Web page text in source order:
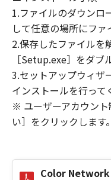
(3) お客様が本契
した場合、本契約
(4) お客様は、上
した場合、速やか
びその複製物のす
のとします。
(5）上記にかかわ
から第7条まで、
定は、本契約書の
NOTICE
1.ファイルのダウンロ
して任意の場所にファ
2.保存したファイルを
［Setup.exe］をダブ
3.セットアップウィザ
インストールを行って
※ ユーザーアカウン
い］をクリックします。
Color Network